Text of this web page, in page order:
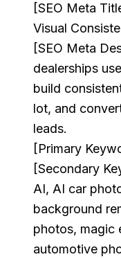
[SEO Meta
Visual
[SEO Meta
dealerships
build
lot, and
leads.
[Primary
[Secondary
AI, AI car
background
photos, magic
automotive